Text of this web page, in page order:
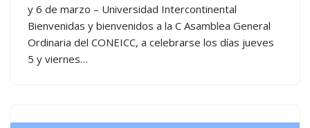
y 6 de marzo – Universidad Intercontinental
Bienvenidas y bienvenidos a la C Asamblea General
Ordinaria del CONEICC, a celebrarse los días jueves
5 y viernes…